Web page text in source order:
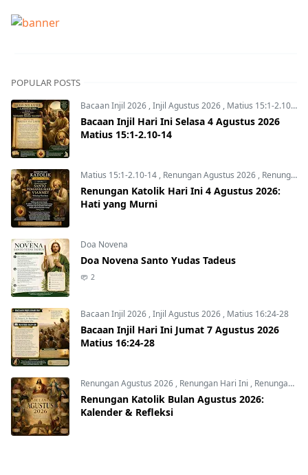
POPULAR POSTS
Bacaan Injil 2026,Injil Agustus 2026, Matius 15:1-2.10-14
Bacaan Injil Hari Ini Selasa 4 Agustus 2026
Matius 15:1-2.10-14
Matius 15:1-2.10-14, Renungan Agustus 2026, Renungan Hari Ini
Renungan Katolik Hari Ini 4 Agustus 2026:
Hati yang Murni
Doa Novena
Doa Novena Santo Yudas Tadeus
2
Bacaan Injil 2026,Injil Agustus 2026, Matius 16:24-28
Bacaan Injil Hari Ini Jumat 7 Agustus 2026
Matius 16:24-28
Renungan Agustus 2026, Renungan Hari Ini , Renungan harian
Renungan Katolik Bulan Agustus 2026:
Kalender & Refleksi